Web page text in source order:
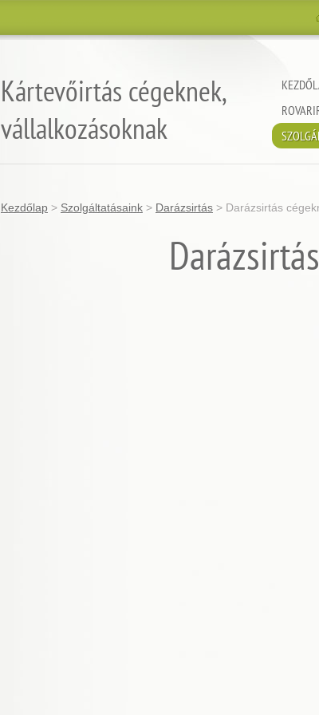
Kártevőirtás cégeknek,
vállalkozásoknak
Kezdőlap > Szolgáltatásaink > Darázsirtás > Darázsirtás